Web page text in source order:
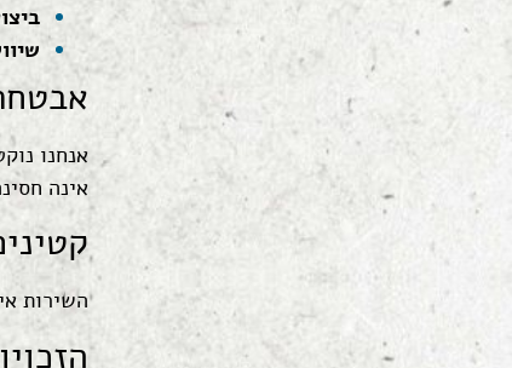
אנחנו
אינה
השירות אינו מיועד